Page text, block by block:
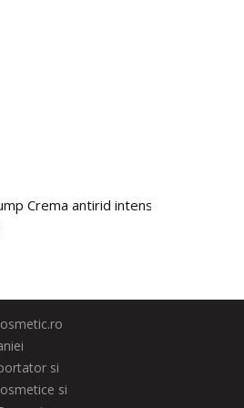
Crema antirid intens hidratanta
si
si